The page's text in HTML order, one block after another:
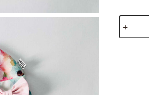
lilled
lipsuga